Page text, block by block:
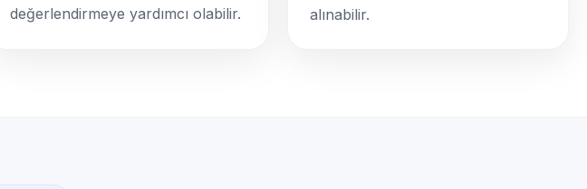
değerlendirmeye yardımcı olabilir.
alınabilir.